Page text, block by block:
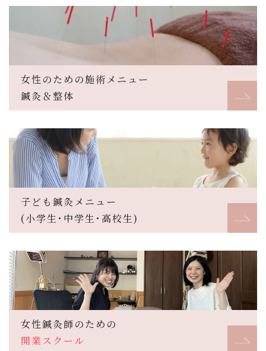
女性のための施術メニュー
鍼灸＆整体
子ども鍼灸メニュー
(小学生･中学生･高校生)
女性鍼灸師のための
開業スクール